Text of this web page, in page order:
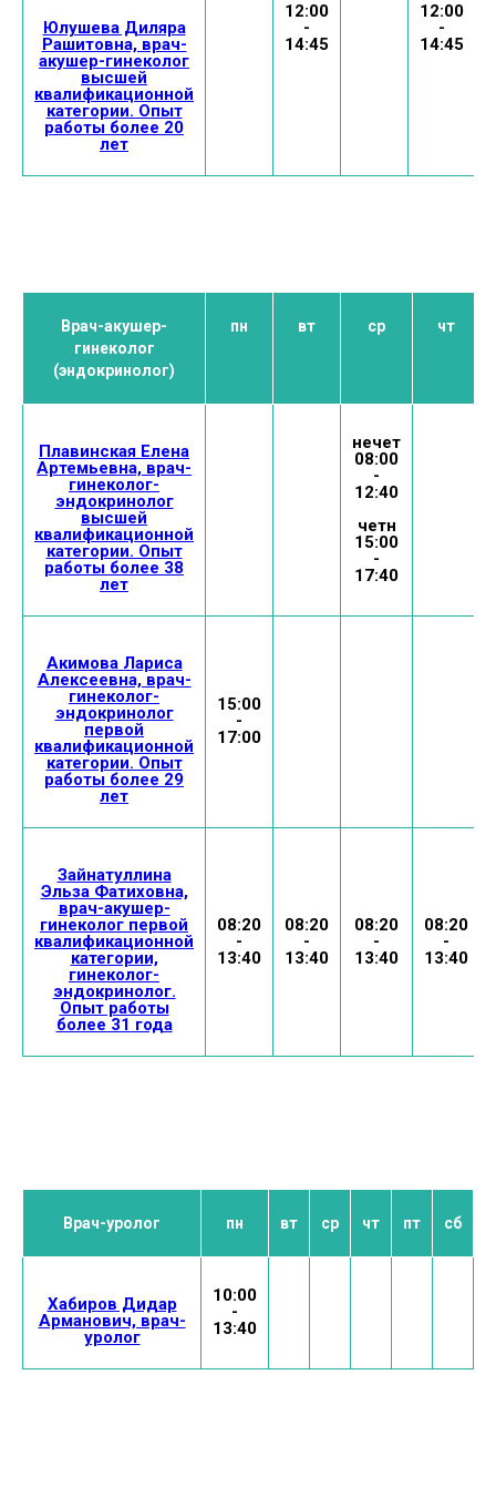
Юлушева Диляра
Рашитовна, врач-
акушер-гинеколог
высшей
квалификационной
категории. Опыт
работы более 20
лет
12:00
-
14:45
12:00
-
14:45
Врач-акушер-
гинеколог
(эндокринолог)
пн вт ср чт
Плавинская Елена
Артемьевна, врач-
гинеколог-
эндокринолог
высшей
квалификационной
категории. Опыт
работы более 38
лет
нечет
08:00
-
12:40
четн
15:00
-
17:40
Акимова Лариса
Алексеевна, врач-
гинеколог-
эндокринолог
первой
квалификационной
категории. Опыт
работы более 29
лет
15:00
-
17:00
Зайнатуллина
Эльза Фатиховна,
врач-акушер-
гинеколог первой
квалификационной
категории,
гинеколог-
эндокринолог.
Опыт работы
более 31 года
08:20
-
13:40
08:20
-
13:40
08:20
-
13:40
08:20
-
13:40
Врач-уролог пн вт ср чт пт сб
Хабиров Дидар
Арманович, врач-
уролог
10:00
-
13:40